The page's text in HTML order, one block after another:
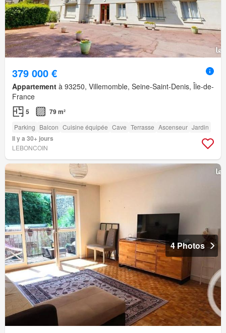
379 000 €
Appartement à 93250, Villemomble, Seine-Saint-Denis, Île-de-
France
5 79 m²
Parking Balcon Cuisine équipée Cave Terrasse Ascenseur Jardin
Il y a 30+ jours
LEBONCOIN
4 Photos